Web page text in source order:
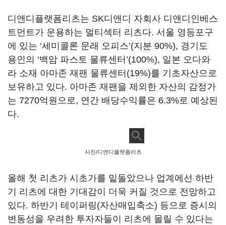
디앤디플랫폼리츠는 SK디앤디 자회사 디앤디인베스
트먼트가 운용하는 멀티섹터 리츠다. 서울 영등포구
에 있는 ‘세미콜론 문래 오피스’(지분 90%), 경기도
용인의 ‘백암 파스토 물류센터’(100%), 일본 오다와
라 소재 아마존 재팬 물류센터(19%)를 기초자산으로
보유하고 있다. 아마존 재팬을 제외한 자산의 감정가
는 7270억원으로, 연간 배당수익률은 6.3%로 예상된
다.
사진/디앤디플랫폼리츠
올해 첫 리츠가 시초가를 밑돌았으나 업계에선 하반
기 리츠에 대한 기대감이 더욱 커질 것으로 전망하고
있다. 하반기 테이퍼링(자산매입축소) 등으로 증시의
변동성을 우려한 투자자들이 리츠에 몰릴 수 있다는